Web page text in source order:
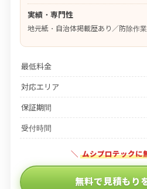
実績・専門性
地元紙・自治体掲載歴あり／防除作
最低料金
対応エリア
保証期間
受付時間
＼ ムシプロテックに
無料で見積もり